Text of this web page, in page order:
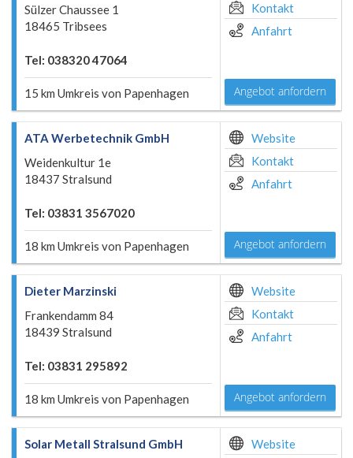
Sülzer Chaussee 1
18465 Tribsees
Tel: 038320 47064
15 km Umkreis von Papenhagen
Kontakt
Anfahrt
Angebot anfordern
ATA Werbetechnik GmbH
Weidenkultur 1e
18437 Stralsund
Tel: 03831 3567020
18 km Umkreis von Papenhagen
Website
Kontakt
Anfahrt
Angebot anfordern
Dieter Marzinski
Frankendamm 84
18439 Stralsund
Tel: 03831 295892
18 km Umkreis von Papenhagen
Website
Kontakt
Anfahrt
Angebot anfordern
Solar Metall Stralsund GmbH
Website